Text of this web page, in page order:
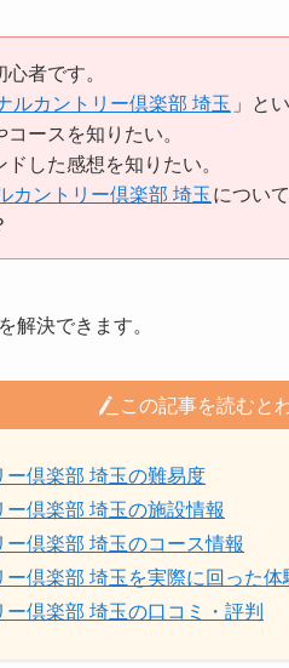
者です。
ルカントリー倶楽部 埼玉 」と
ースを知りたい。
した感想を知りたい。
カントリー倶楽部 埼玉につい
解決できます。
この記事を読むと
倶楽部 埼玉の難易度
倶楽部 埼玉の施設情報
倶楽部 埼玉のコース情報
倶楽部 埼玉を実際に回った
倶楽部 埼玉の口コミ・評判